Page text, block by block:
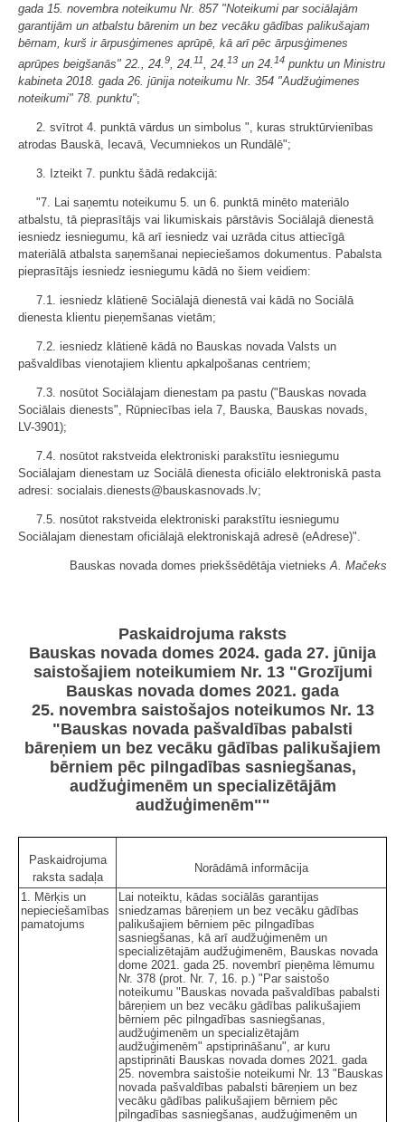
gada 15. novembra noteikumu Nr. 857 "Noteikumi par sociālajām
garantijām un atbalstu bārenim un bez vecāku gādības palikušajam
bērnam, kurš ir ārpusģimenes aprūpē, kā arī pēc ārpusģimenes
aprūpes beigšanās" 22., 24.9, 24. 11, 24. 13 un 24. 14 punktu un Ministru
kabineta 2018. gada 26. jūnija noteikumu Nr. 354 "Audžuģimenes
noteikumi" 78. punktu";
2. svītrot 4. punktā vārdus un simbolus ", kuras struktūrvienības
atrodas Bauskā, Iecavā, Vecumniekos un Rundālē";
3. Izteikt 7. punktu šādā redakcijā:
"7. Lai saņemtu noteikumu 5. un 6. punktā minēto materiālo
atbalstu, tā pieprasītājs vai likumiskais pārstāvis Sociālajā dienestā
iesniedz iesniegumu, kā arī iesniedz vai uzrāda citus attiecīgā
materiālā atbalsta saņemšanai nepieciešamos dokumentus. Pabalsta
pieprasītājs iesniedz iesniegumu kādā no šiem veidiem:
7.1. iesniedz klātienē Sociālajā dienestā vai kādā no Sociālā
dienesta klientu pieņemšanas vietām;
7.2. iesniedz klātienē kādā no Bauskas novada Valsts un
pašvaldības vienotajiem klientu apkalpošanas centriem;
7.3. nosūtot Sociālajam dienestam pa pastu ("Bauskas novada
Sociālais dienests", Rūpniecības iela 7, Bauska, Bauskas novads,
LV-3901);
7.4. nosūtot rakstveida elektroniski parakstītu iesniegumu
Sociālajam dienestam uz Sociālā dienesta oficiālo elektroniskā pasta
adresi: socialais.dienests@bauskasnovads.lv;
7.5. nosūtot rakstveida elektroniski parakstītu iesniegumu
Sociālajam dienestam oficiālajā elektroniskajā adresē (eAdrese)".
Bauskas novada domes priekšsēdētāja vietnieksA. Mačeks
Paskaidrojuma raksts
Bauskas novada domes 2024. gada 27. jūnija
saistošajiem noteikumiem Nr. 13 "Grozījumi
Bauskas novada domes 2021. gada
25. novembra saistošajos noteikumos Nr. 13
"Bauskas novada pašvaldības pabalsti
bāreņiem un bez vecāku gādības palikušajiem
bērniem pēc pilngadības sasniegšanas,
audžuģimenēm un specializētājām
audžuģimenēm""
Paskaidrojuma
raksta sadaļa
Norādāmā informācija
1. Mērķis un
nepieciešamības
pamatojums
Lai noteiktu, kādas sociālās garantijas
sniedzamas bāreņiem un bez vecāku gādības
palikušajiem bērniem pēc pilngadības
sasniegšanas, kā arī audžuģimenēm un
specializētajām audžuģimenēm, Bauskas novada
dome 2021. gada 25. novembrī pieņēma lēmumu
Nr. 378 (prot. Nr. 7, 16. p.) "Par saistošo
noteikumu "Bauskas novada pašvaldības pabalsti
bāreņiem un bez vecāku gādības palikušajiem
bērniem pēc pilngadības sasniegšanas,
audžuģimenēm un specializētajām
audžuģimenēm" apstiprināšanu", ar kuru
apstiprināti Bauskas novada domes 2021. gada
25. novembra saistošie noteikumi Nr. 13 "Bauskas
novada pašvaldības pabalsti bāreņiem un bez
vecāku gādības palikušajiem bērniem pēc
pilngadības sasniegšanas, audžuģimenēm un